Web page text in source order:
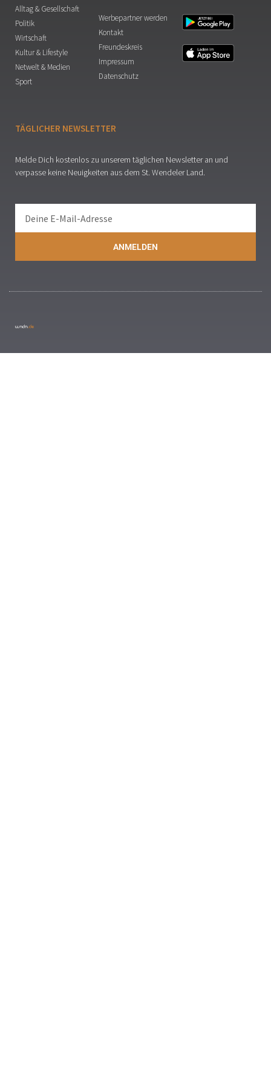
Alltag & Gesellschaft
Politik
Wirtschaft
Kultur & Lifestyle
Netwelt & Medien
Sport
Werbepartner werden
Kontakt
Freundeskreis
Impressum
Datenschutz
TÄGLICHER NEWSLETTER
Melde Dich kostenlos zu unserem täglichen Newsletter an und
verpasse keine Neuigkeiten aus dem St. Wendeler Land.
ANMELDEN